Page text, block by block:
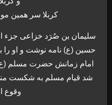
کربلا سر همین
سلیمان بن صُرَد خزاعی جزء
حسین (ع) نامه نوشت و او را
امام زمانش حضرت مسلم
شد قیام مسلم به شکست
وقوع